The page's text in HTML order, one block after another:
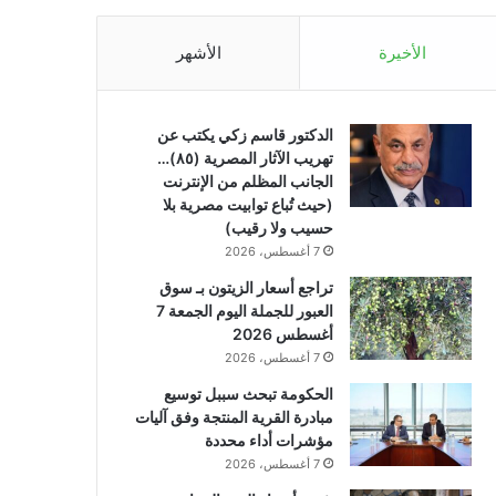
الأخيرة الأشهر
الدكتور قاسم زكي يكتب عن
تهريب الآثار المصرية (٨٥)…
الجانب المظلم من الإنترنت
(حيث تُباع توابيت مصرية بلا
حسيب ولا رقيب)
7 أغسطس، 2026
تراجع أسعار الزيتون بـ سوق
العبور للجملة اليوم الجمعة 7
أغسطس 2026
7 أغسطس، 2026
الحكومة تبحث سببل توسيع
مبادرة القرية المنتجة وفق آليات
مؤشرات أداء محددة
7 أغسطس، 2026